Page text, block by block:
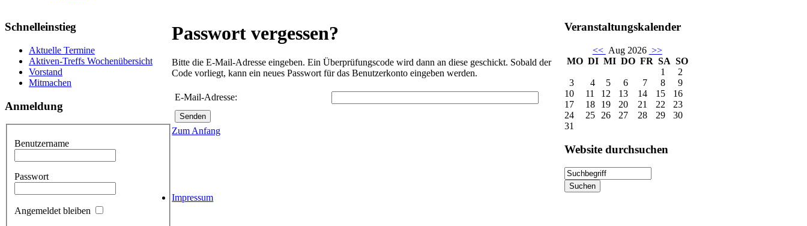
Passwort vergessen?
Bitte die E-Mail-Adresse eingeben. Ein Überprüfungscode wird dann an diese geschickt. Sobald der
Code vorliegt, kann ein neues Passwort für das Benutzerkonto eingeben werden.
E-Mail-Adresse:
Senden
Zum Anfang
Schnelleinstieg
Aktuelle Termine
Aktiven-Treffs Wochenübersicht
Vorstand
Mitmachen
Anmeldung
Benutzername
Passwort
Angemeldet bleiben
Veranstaltungskalender
<< Aug 2026 >>
MO DI MI DO FR SA SO
1
2
3
4 5 6 7 8
9
10
11 12 13 14 15
16
17
18 19 20 21 22
23
24
25 26 27 28 29
30
31
Websitedurchsuchen
Impressum